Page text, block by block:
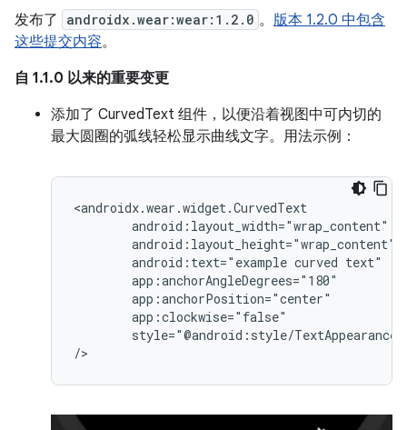
发布了
androidx.wear:wear:1.2.0 。 版本 1.2.0 中包含
这些提交内容。
自 1.1.0 以来的重要变更
添加了 CurvedText 组件，以便沿着视图中可内切的
最大圆圈的弧线轻松显示曲线文字。用法示例：
android:text="example curved
style="@android:style/